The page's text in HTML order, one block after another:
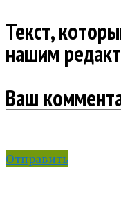
Текст,
нашим
Ваш
Отправить